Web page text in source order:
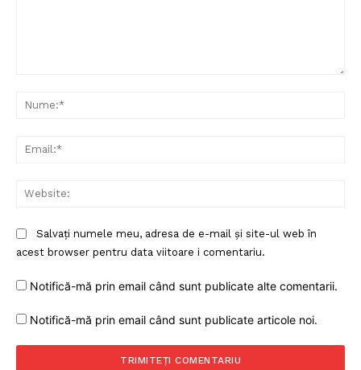
Salvați numele meu, adresa de e-mail și site-ul web în
acest browser pentru data viitoare i comentariu.
Notifică-mă prin email când sunt publicate alte comentarii.
Notifică-mă prin email când sunt publicate articole noi.